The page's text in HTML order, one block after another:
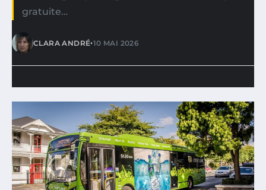
gratuite…
CLARA ANDRÉ•10 MAI 2026